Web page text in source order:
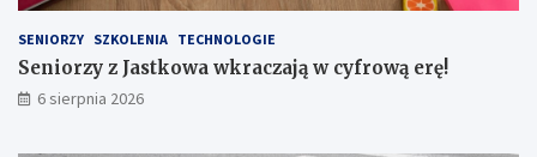
L
U
B
E
L
SENIORZY SZKOLENIA TECHNOLOGIE
Seniorzy z Jastkowa wkraczają w cyfrową erę!
6 sierpnia 2026